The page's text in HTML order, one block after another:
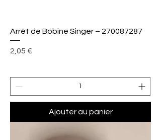
Arrêt de Bobine Singer – 270087287
Prix
2,05 €
Ajouter au panier